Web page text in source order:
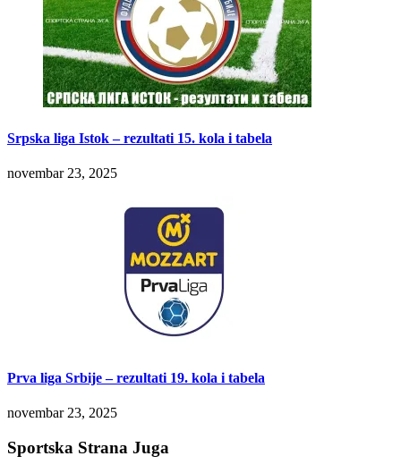
Srpska liga Istok – rezultati 15. kola i tabela
novembar 23, 2025
Prva liga Srbije – rezultati 19. kola i tabela
novembar 23, 2025
Sportska Strana Juga